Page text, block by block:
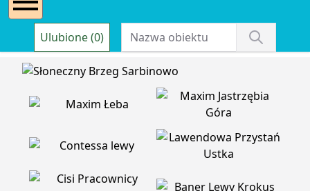
Ulubione (0)